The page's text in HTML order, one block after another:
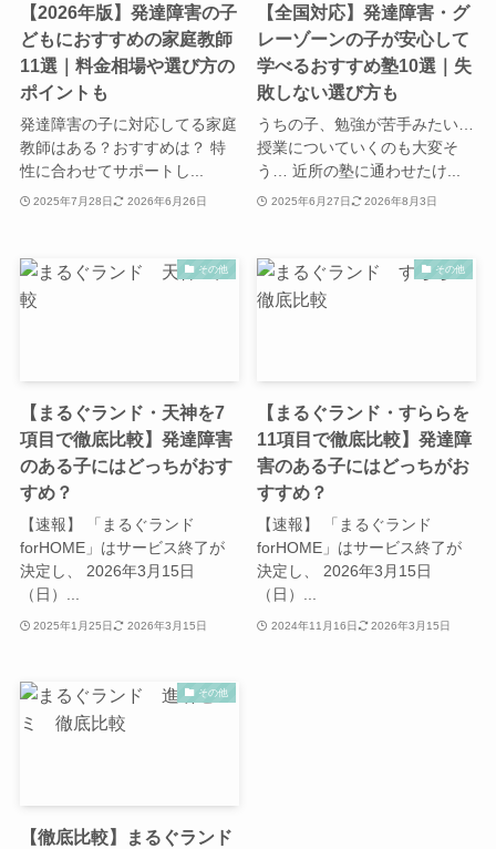
【2026年版】発達障害の子
どもにおすすめの家庭教師
11選｜料金相場や選び方の
ポイントも
発達障害の子に対応してる家庭
教師はある？おすすめは？ 特
性に合わせてサポートし...
2025年7月28日 2026年6月26日
【全国対応】発達障害・グ
レーゾーンの子が安心して
学べるおすすめ塾10選｜失
敗しない選び方も
うちの子、勉強が苦手みたい…
授業についていくのも大変そ
う… 近所の塾に通わせたけ...
2025年6月27日 2026年8月3日
その他
【まるぐランド・天神を7
項目で徹底比較】発達障害
のある子にはどっちがおす
すめ？
【速報】 「まるぐランド
forHOME」はサービス終了が
決定し、 2026年3月15日
（日）...
2025年1月25日 2026年3月15日
その他
【まるぐランド・すららを
11項目で徹底比較】発達障
害のある子にはどっちがお
すすめ？
【速報】 「まるぐランド
forHOME」はサービス終了が
決定し、 2026年3月15日
（日）...
2024年11月16日 2026年3月15日
その他
【徹底比較】まるぐランド